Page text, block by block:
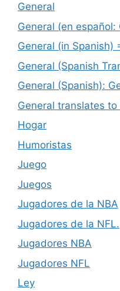
General
General (en español:
General (in Spanish)
General (Spanish
General (Spanish):
General translates
Hogar
Humoristas
Juego
Juegos
Jugadores de la NBA
Jugadores de la NFL.
Jugadores NBA
Jugadores NFL
Ley